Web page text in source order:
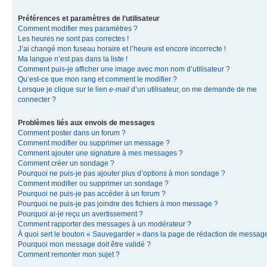
Préférences et paramètres de l’utilisateur
Comment modifier mes paramètres ?
Les heures ne sont pas correctes !
J’ai changé mon fuseau horaire et l’heure est encore incorrecte !
Ma langue n’est pas dans la liste !
Comment puis-je afficher une image avec mon nom d’utilisateur ?
Qu’est-ce que mon rang et comment le modifier ?
Lorsque je clique sur le lien e-mail d’un utilisateur, on me demande de me
connecter ?
Problèmes liés aux envois de messages
Comment poster dans un forum ?
Comment modifier ou supprimer un message ?
Comment ajouter une signature à mes messages ?
Comment créer un sondage ?
Pourquoi ne puis-je pas ajouter plus d’options à mon sondage ?
Comment modifier ou supprimer un sondage ?
Pourquoi ne puis-je pas accéder à un forum ?
Pourquoi ne puis-je pas joindre des fichiers à mon message ?
Pourquoi ai-je reçu un avertissement ?
Comment rapporter des messages à un modérateur ?
À quoi sert le bouton « Sauvegarder » dans la page de rédaction de
Pourquoi mon message doit être validé ?
Comment remonter mon sujet ?